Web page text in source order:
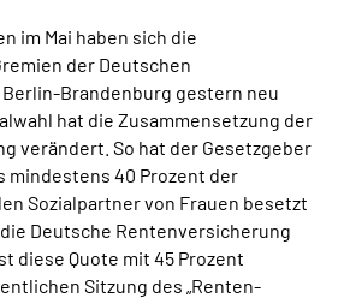
im Mai haben sich die
der Deut­schen
Brandenburg gestern neu
hat die Zusammensetzung der
verändert. So hat der Gesetzgeber
mindestens 40 Prozent der
Sozialpartner von Frauen besetzt
Deutsche Ren­tenver­sicherung
diese Quote mit 45 Prozent
Sitzung des „Renten-